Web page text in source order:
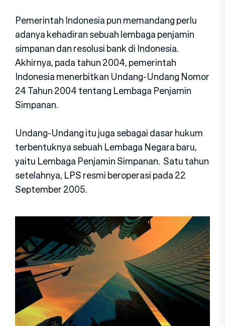
Pemerintah Indonesia pun memandang perlu
adanya kehadiran sebuah lembaga penjamin
simpanan dan resolusi bank di Indonesia.
Akhirnya, pada tahun 2004, pemerintah
Indonesia menerbitkan Undang-Undang Nomor
24 Tahun 2004 tentang Lembaga Penjamin
Simpanan.
Undang-Undang itu juga sebagai dasar hukum
terbentuknya sebuah Lembaga Negara baru,
yaitu Lembaga Penjamin Simpanan. Satu tahun
setelahnya, LPS resmi beroperasi pada 22
September 2005.